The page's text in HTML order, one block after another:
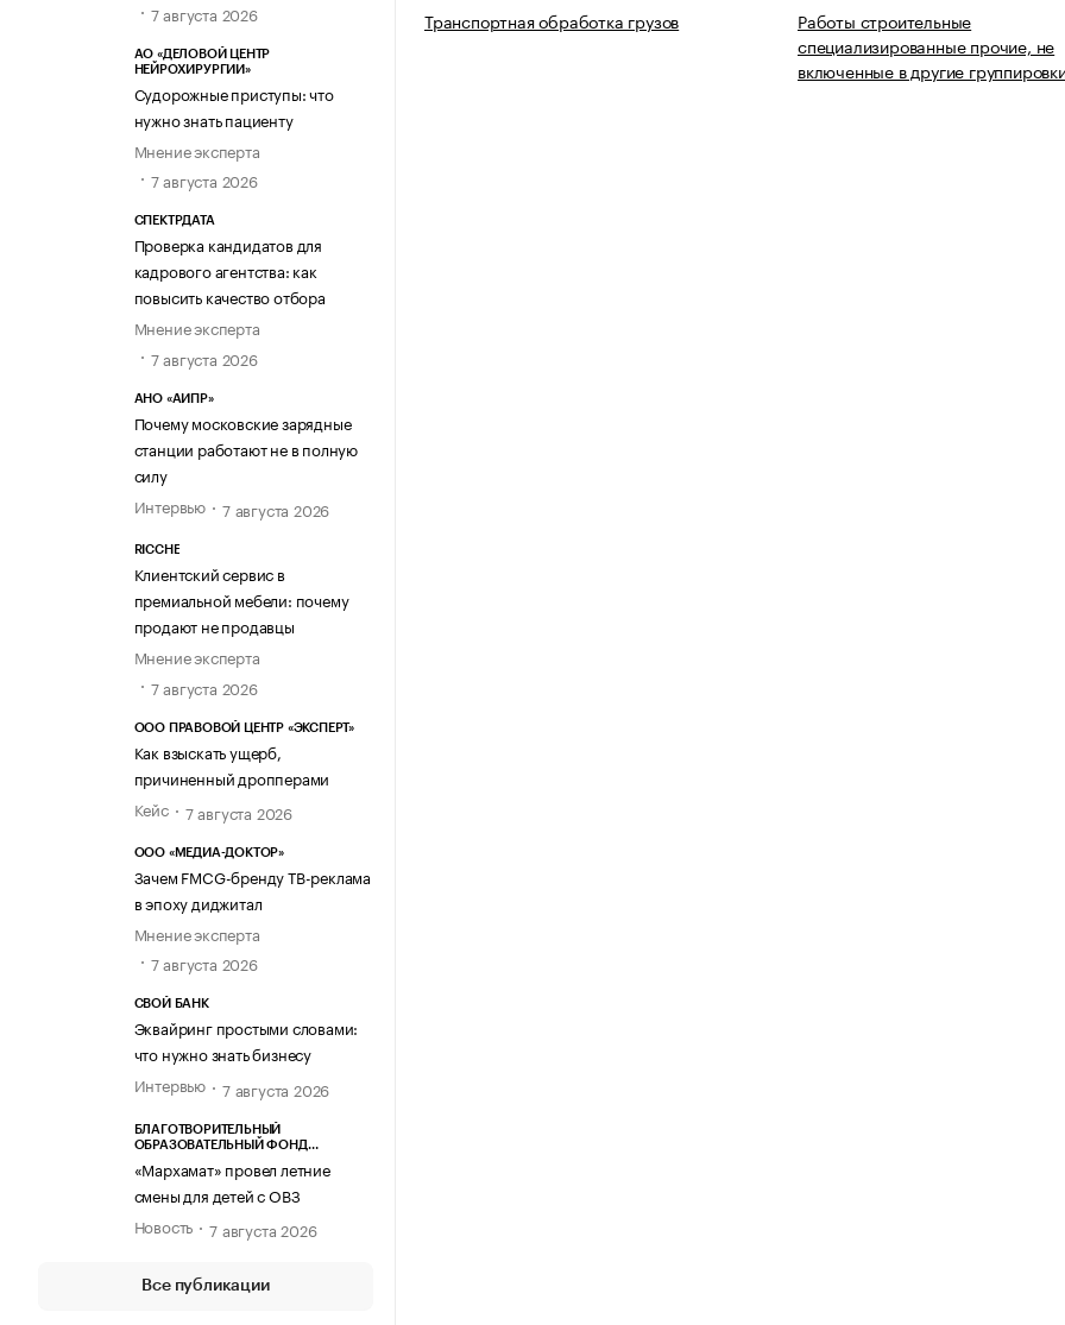
7 августа 2026
АО «ДЕЛОВОЙ ЦЕНТР
НЕЙРОХИРУРГИИ»
Судорожные приступы: что
нужно знать пациенту
Мнение эксперта
7 августа 2026
СПЕКТРДАТА
Проверка кандидатов для
кадрового агентства: как
повысить качество отбора
Мнение эксперта
7 августа 2026
АНО «АИПР»
Почему московские зарядные
станции работают не в полную
силу
Интервью
7 августа 2026
RICCHE
Клиентский сервис в
премиальной мебели: почему
продают не продавцы
Мнение эксперта
7 августа 2026
ООО ПРАВОВОЙ ЦЕНТР «ЭКСПЕРТ»
Как взыскать ущерб,
причиненный дропперами
Кейс
7 августа 2026
ООО «МЕДИА-ДОКТОР»
Зачем FMCG-бренду ТВ-реклама
в эпоху диджитал
Мнение эксперта
7 августа 2026
СВОЙ БАНК
Эквайринг простыми словами:
что нужно знать бизнесу
Интервью
7 августа 2026
БЛАГОТВОРИТЕЛЬНЫЙ
ОБРАЗОВАТЕЛЬНЫЙ ФОНД
«Мархамат» провел летние
смены для детей с ОВЗ
Новость
7 августа 2026
Все публикации
Транспортная обработка грузов
Работы строительные
специализированные прочие, не
включенные в другие